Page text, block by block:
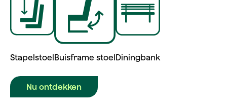
StapelstoelBuisframe stoelDiningbank
Nu ontdekken